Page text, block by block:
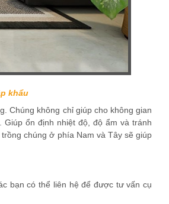
khẩu
Chúng không chỉ giúp cho không gian
ổn định nhiệt độ, độ ẩm và tránh
chúng ở phía Nam và Tây sẽ giúp
bạn có thể liên hệ để được tư vấn cụ